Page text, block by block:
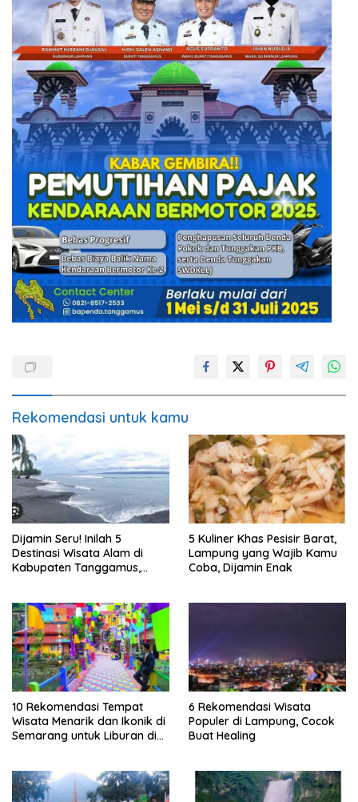
Rekomendasi untuk kamu
Dijamin Seru! Inilah 5
Destinasi Wisata Alam di
Kabupaten Tanggamus,
5 Kuliner Khas Pesisir Barat,
Lampung yang Wajib Kamu
Coba, Dijamin Enak
10 Rekomendasi Tempat
Wisata Menarik dan Ikonik di
Semarang untuk Liburan di
6 Rekomendasi Wisata
Populer di Lampung, Cocok
Buat Healing